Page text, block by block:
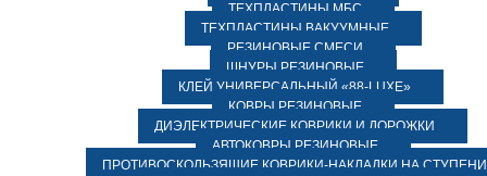
ТЕХПЛАСТИНЫ МБС
ТЕХПЛАСТИНЫ ВАКУУМНЫЕ
РЕЗИНОВЫЕ СМЕСИ
ШНУРЫ РЕЗИНОВЫЕ
КЛЕЙ УНИВЕРСАЛЬНЫЙ «88-LUXE»
КОВРЫ РЕЗИНОВЫЕ
ДИЭЛЕКТРИЧЕСКИЕ КОВРИКИ И ДОРОЖКИ
АВТОКОВРЫ РЕЗИНОВЫЕ
ПРОТИВОСКОЛЬЗЯЩИЕ КОВРИКИ-НАКЛАДКИ НА СТУПЕНИ